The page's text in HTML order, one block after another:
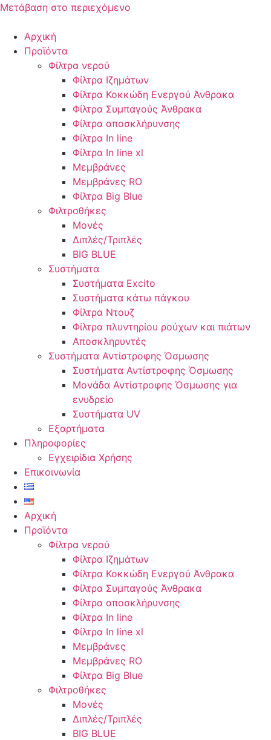
Μετάβαση στο περιεχόμενο
Αρχική
Προϊόντα
Φίλτρα νερού
Φίλτρα Ιζημάτων
Φίλτρα Κοκκώδη Ενεργού Άνθρακα
Φίλτρα Συμπαγούς Άνθρακα
Φίλτρα αποσκλήρυνσης
Φίλτρα In line
Φίλτρα In line xl
Μεμβράνες
Μεμβράνες RO
Φίλτρα Big Blue
Φιλτροθήκες
Μονές
Διπλές/Τριπλές
BIG BLUE
Συστήματα
Συστήματα Excito
Συστήματα κάτω πάγκου
Φίλτρα Ντουζ
Φίλτρα πλυντηρίου ρούχων και πιάτων
Αποσκληρυντές
Συστήματα Αντίστροφης Όσμωσης
Συστήματα Αντίστροφης Όσμωσης
Μονάδα Αντίστροφης Όσμωσης για
ενυδρείο
Συστήματα UV
Εξαρτήματα
Πληροφορίες
Εγχειρίδια Χρήσης
Επικοινωνία
Αρχική
Προϊόντα
Φίλτρα νερού
Φίλτρα Ιζημάτων
Φίλτρα Κοκκώδη Ενεργού Άνθρακα
Φίλτρα Συμπαγούς Άνθρακα
Φίλτρα αποσκλήρυνσης
Φίλτρα In line
Φίλτρα In line xl
Μεμβράνες
Μεμβράνες RO
Φίλτρα Big Blue
Φιλτροθήκες
Μονές
Διπλές/Τριπλές
BIG BLUE